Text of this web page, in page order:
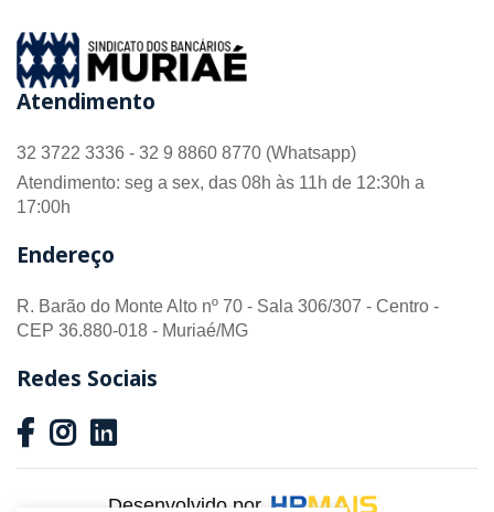
Atendimento
32 3722 3336 - 32 9 8860 8770 (Whatsapp)
Atendimento: seg a sex, das 08h às 11h de 12:30h a
17:00h
Endereço
R. Barão do Monte Alto nº 70 - Sala 306/307 - Centro -
CEP 36.880-018 - Muriaé/MG
Redes Sociais
Desenvolvido por